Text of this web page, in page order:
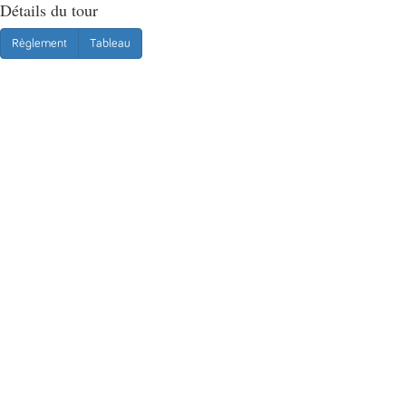
Détails du tour
Règlement Tableau